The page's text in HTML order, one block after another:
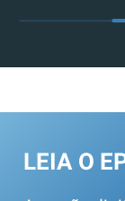
LEIA O